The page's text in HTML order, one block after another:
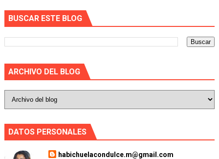
BUSCAR ESTE BLOG
ARCHIVO DEL BLOG
DATOS PERSONALES
habichuelacondulce.m@gmail.com